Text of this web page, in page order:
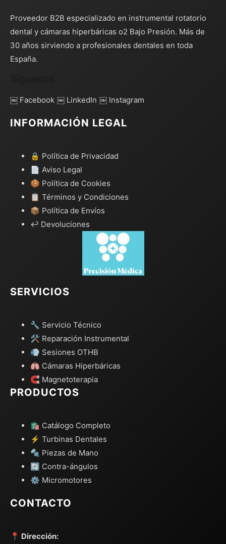
Proveedor B2B especializado en instrumental rotatorio
dental y cámaras hiperbáricas o2 Bajo Presión. Más de
30 años sirviendo a profesionales dentales en toda
España.
￼ Facebook ￼ LinkedIn ￼ Instagram
INFORMACIÓN LEGAL
🔒 Política de Privacidad
📄 Aviso Legal
🍪 Política de Cookies
📋 Términos y Condiciones
📦 Política de Envíos
↩️ Devoluciones
SERVICIOS
🔧 Servicio Técnico
🛠️ Reparación Instrumental
💨 Sesiones OTHB
🫁 Cámaras Hiperbáricas
🧲 Magnetoterapia
PRODUCTOS
🛍️ Catálogo Completo
⚡ Turbinas Dentales
🔩 Piezas de Mano
🔄 Contra-ángulos
⚙️ Micromotores
CONTACTO
📍 Dirección: